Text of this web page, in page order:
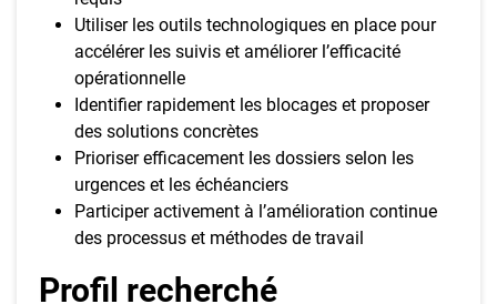
Utiliser les outils technologiques en place pour
accélérer les suivis et améliorer l’efficacité
opérationnelle
Identifier rapidement les blocages et proposer
des solutions concrètes
Prioriser efficacement les dossiers selon les
urgences et les échéanciers
Participer activement à l’amélioration continue
des processus et méthodes de travail
Profil recherché